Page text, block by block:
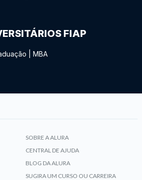
FIAP
MBA
SOBRE A ALURA
CENTRAL DE AJUDA
BLOG DA ALURA
SUGIRA UM CURSO OU CARREIRA